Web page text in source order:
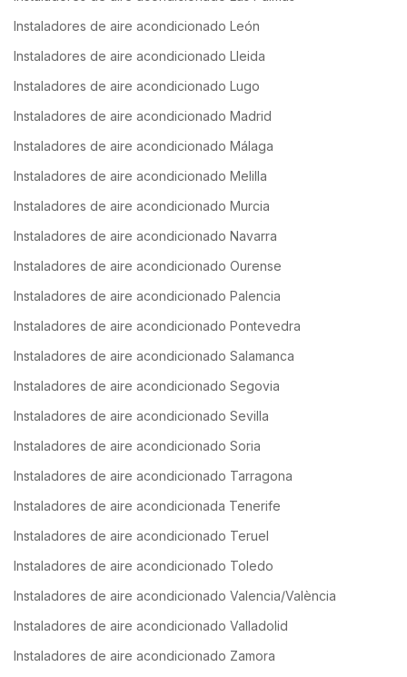
Instaladores de aire acondicionado León
Instaladores de aire acondicionado Lleida
Instaladores de aire acondicionado Lugo
Instaladores de aire acondicionado Madrid
Instaladores de aire acondicionado Málaga
Instaladores de aire acondicionado Melilla
Instaladores de aire acondicionado Murcia
Instaladores de aire acondicionado Navarra
Instaladores de aire acondicionado Ourense
Instaladores de aire acondicionado Palencia
Instaladores de aire acondicionado Pontevedra
Instaladores de aire acondicionado Salamanca
Instaladores de aire acondicionado Segovia
Instaladores de aire acondicionado Sevilla
Instaladores de aire acondicionado Soria
Instaladores de aire acondicionado Tarragona
Instaladores de aire acondicionada Tenerife
Instaladores de aire acondicionado Teruel
Instaladores de aire acondicionado Toledo
Instaladores de aire acondicionado Valencia/València
Instaladores de aire acondicionado Valladolid
Instaladores de aire acondicionado Zamora